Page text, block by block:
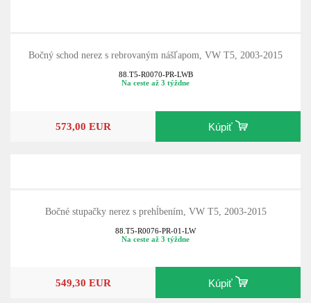
Bočný schod nerez s rebrovaným nášľapom, VW T5, 2003-2015
88.T5-R0070-PR-LWB
Na ceste až 3 týždne
573,00 EUR Kúpiť
Bočné stupačky nerez s prehĺbením, VW T5, 2003-2015
88.T5-R0076-PR-01-LW
Na ceste až 3 týždne
549,30 EUR Kúpiť